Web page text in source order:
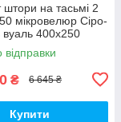
штори на тасьмі 2
мікровелюр Сіро-
400х250
відправки
₴ 6 645 ₴
Купити